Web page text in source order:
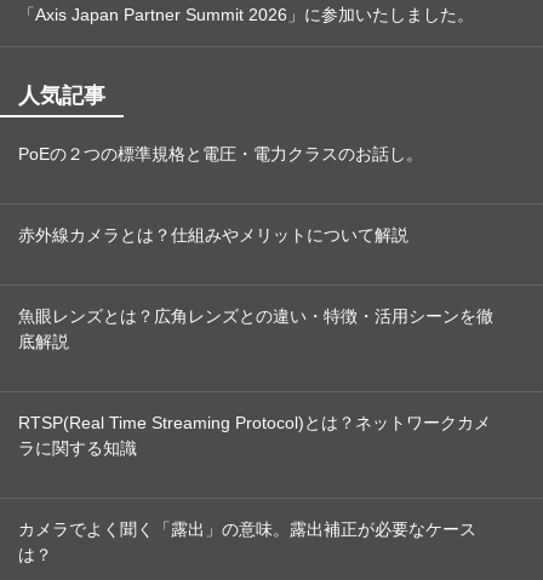
「Axis Japan Partner Summit 2026」に参加いたしました。
人気記事
PoEの２つの標準規格と電圧・電力クラスのお話し。
赤外線カメラとは？仕組みやメリットについて解説
魚眼レンズとは？広角レンズとの違い・特徴・活用シーンを徹
底解説
RTSP(Real Time Streaming Protocol)とは？ネットワークカメ
ラに関する知識
カメラでよく聞く「露出」の意味。露出補正が必要なケース
は？